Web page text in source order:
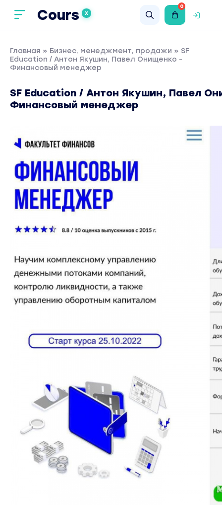
Cours X
0
Главная » Бизнес, менеджмент, продажи » SF
Education / Антон Якушин, Павел Онищенко -
Финансовый менеджер
SF Education / Антон Якушин, Павел
Финансовый менеджер